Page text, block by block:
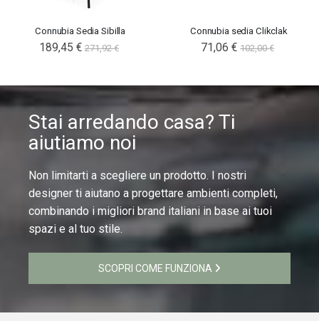
Connubia Sedia Sibilla
189,45 € 271,92 €
Connubia sedia Clikclak
71,06 € 102,00 €
Stai arredando casa? Ti
aiutiamo noi
Non limitarti a scegliere un prodotto. I nostri
designer ti aiutano a progettare ambienti completi,
combinando i migliori brand italiani in base ai tuoi
spazi e al tuo stile.
SCOPRI COME FUNZIONA